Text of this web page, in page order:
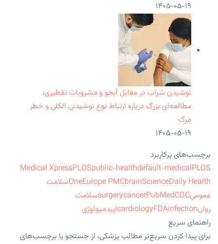
۱۴۰۵-۰۵-۱۹
نوشیدن شراب در مقابل آبجو و مشروبات تقطیری:
مطالعه‌ای بزرگ درباره ارتباط نوع نوشیدنی الکلی و خطر
مرگ
۱۴۰۵-۰۵-۱۹
برچسب‌های پرکاربرد
Medical XpressPLOSpublic-healthdefault-medicalPLOS
OneEurope PMCbrainScienceDaily Health
سلامت
عمومی
surgerycancerPubMedCDC
سلامت
روان
cardiologyFDAinfection
اپیدمیولوژی
راهنمای سریع
برای پیدا کردن سریع‌تر مطالب پزشکی، از جستجو یا برچسب‌های